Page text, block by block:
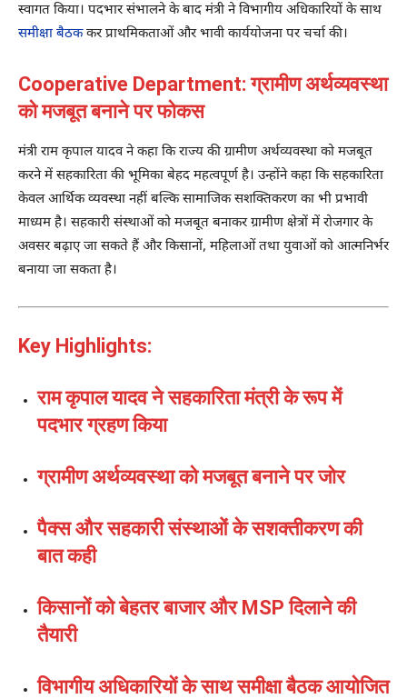
स्वागत किया। पदभार संभालने के बाद मंत्री ने विभागीय अधिकारियों के साथ
समीक्षा बैठककर प्राथमिकताओं और भावी कार्ययोजना पर चर्चा की।
Cooperative Department: ग्रामीण अर्थव्यवस्था
को मजबूत बनाने पर फोकस
मंत्री राम कृपाल यादवने कहा कि राज्य की ग्रामीण अर्थव्यवस्था को मजबूत
करने में सहकारिता की भूमिका बेहद महत्वपूर्ण है। उन्होंने कहा कि सहकारिता
केवल आर्थिक व्यवस्था नहीं बल्कि सामाजिक सशक्तिकरण का भी प्रभावी
माध्यम है। सहकारी संस्थाओं को मजबूत बनाकर ग्रामीण क्षेत्रों में रोजगार के
अवसर बढ़ाए जा सकते हैं और किसानों, महिलाओं तथा युवाओं को आत्मनिर्भर
बनाया जा सकता है।
Key Highlights:
राम कृपाल यादव ने सहकारिता मंत्री के रूप में
पदभार ग्रहण किया
ग्रामीण अर्थव्यवस्था को मजबूत बनाने पर जोर
पैक्स और सहकारी संस्थाओं के सशक्तीकरण की
बात कही
किसानों को बेहतर बाजार और MSP दिलाने की
तैयारी
विभागीय अधिकारियों के साथ समीक्षा बैठक आयोजित